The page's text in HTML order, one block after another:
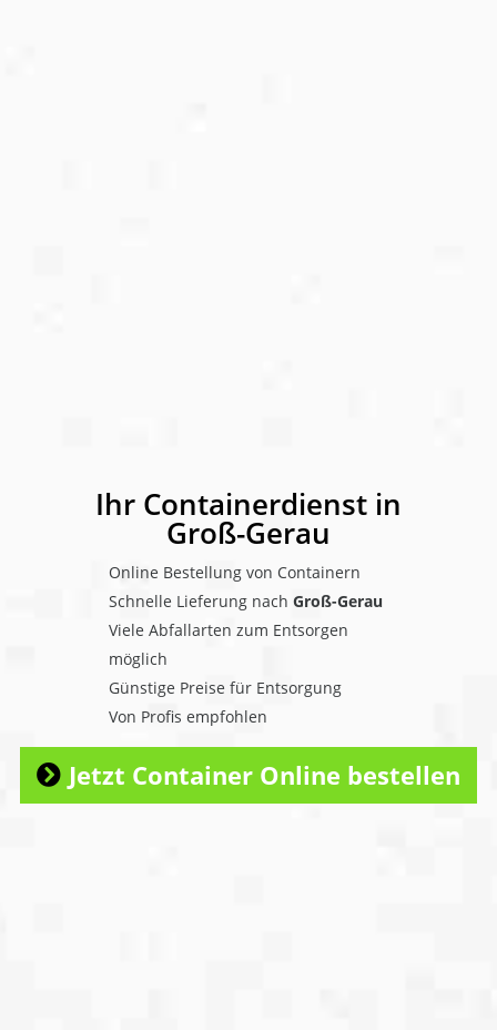
Ihr Containerdienst in
Groß-Gerau
Online Bestellung von Containern
Schnelle Lieferung nach Groß-Gerau
Viele Abfallarten zum Entsorgen
möglich
Günstige Preise für Entsorgung
Von Profis empfohlen
Jetzt Container Online bestellen